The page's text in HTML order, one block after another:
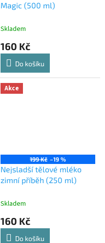
Magic (500 ml)
Skladem
160 Kč
Do košíku
Akce
199 Kč –19 %
Nejsladší tělové mléko
zimní příběh (250 ml)
Skladem
160 Kč
Do košíku